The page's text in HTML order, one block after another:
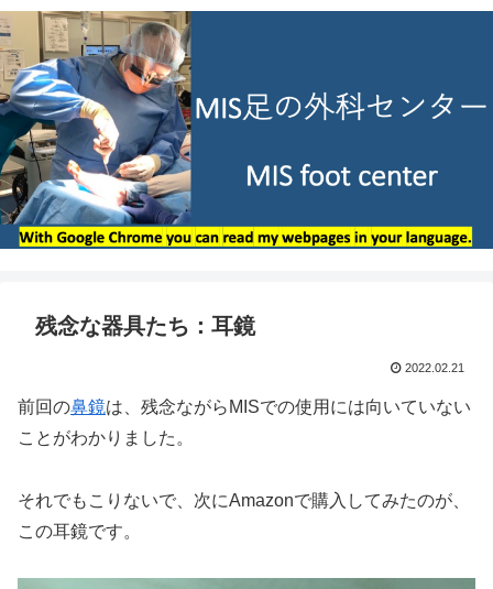
残念な器具たち：耳鏡
2022.02.21
前回の鼻鏡は、残念ながらMISでの使用には向いていない
ことがわかりました。
それでもこりないで、次にAmazonで購入してみたのが、
この耳鏡です。